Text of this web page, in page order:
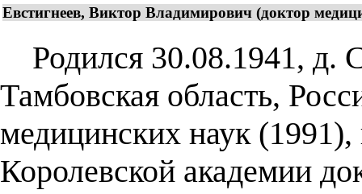
Евстигнеев, Виктор Владимирович (доктор
Родился 30.08.1941, д.
Тамбовская область,
медицинских наук
Королевской академии